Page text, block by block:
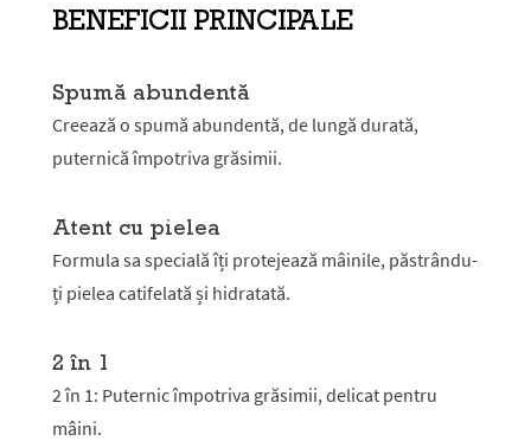
BENEFICII PRINCIPALE
Spumă abundentă
Creează o spumă abundentă, de lungă durată,
puternică împotriva grăsimii.
Atent cu pielea
Formula sa specială îți protejează mâinile, păstrându-
ți pielea catifelată și hidratată.
2 în 1
2 în 1: Puternic împotriva grăsimii, delicat pentru
mâini.